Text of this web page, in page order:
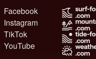
Facebook
Instagram
TikTok
YouTube